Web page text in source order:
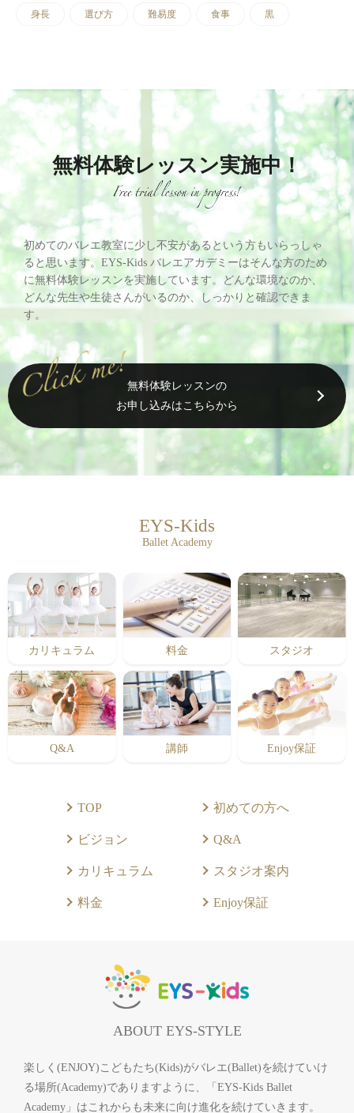
身長 選び方 難易度 食事 黒
無料体験レッスン実施中！
初めてのバレエ教室に少し不安があるという方もいらっしゃ
ると思います。EYS-Kids バレエアカデミーはそんな方のため
に無料体験レッスンを実施しています。どんな環境なのか、
どんな先生や生徒さんがいるのか、しっかりと確認できま
す。
無料体験レッスンの
お申し込みはこちらから
EYS-Kids
Ballet Academy
カリキュラム 料金 スタジオ
Q&A 講師 Enjoy保証
TOP
ビジョン
カリキュラム
料金
初めての方へ
Q&A
スタジオ案内
Enjoy保証
ABOUT EYS-STYLE
楽しく(ENJOY)こどもたち(Kids)がバレエ(Ballet)を続けていけ
る場所(Academy)でありますように、「EYS-Kids Ballet
Academy」はこれからも未来に向け進化を続けていきます。